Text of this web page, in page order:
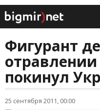
Фигурант
покинул
25 сентября 2011, 00:00